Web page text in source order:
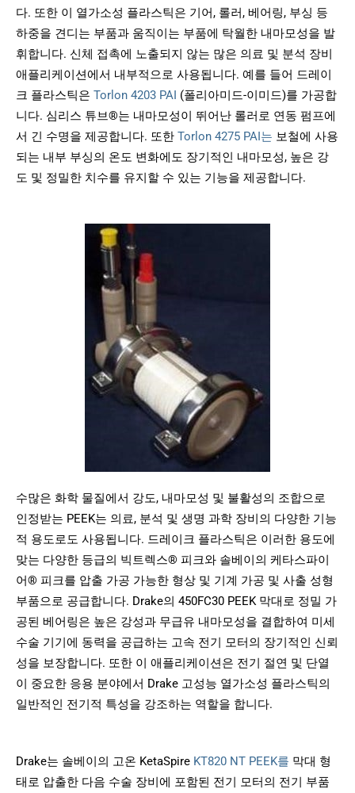
다. 또한 이 열가소성 플라스틱은 기어, 롤러, 베어링, 부싱 등
하중을 견디는 부품과 움직이는 부품에 탁월한 내마모성을 발
휘합니다. 신체 접촉에 노출되지 않는 많은 의료 및 분석 장비
애플리케이션에서 내부적으로 사용됩니다. 예를 들어 드레이
크 플라스틱은 Torlon 4203 PAI (폴리아미드-이미드)를 가공합
니다. 심리스 튜브®는 내마모성이 뛰어난 롤러로 연동 펌프에
서 긴 수명을 제공합니다. 또한 Torlon 4275 PAI는 보철에 사용
되는 내부 부싱의 온도 변화에도 장기적인 내마모성, 높은 강
도 및 정밀한 치수를 유지할 수 있는 기능을 제공합니다.
수많은 화학 물질에서 강도, 내마모성 및 불활성의 조합으로
인정받는 PEEK는 의료, 분석 및 생명 과학 장비의 다양한 기능
적 용도로도 사용됩니다. 드레이크 플라스틱은 이러한 용도에
맞는 다양한 등급의 빅트렉스® 피크와 솔베이의 케타스파이
어® 피크를 압출 가공 가능한 형상 및 기계 가공 및 사출 성형
부품으로 공급합니다. Drake의 450FC30 PEEK 막대로 정밀 가
공된 베어링은 높은 강성과 무급유 내마모성을 결합하여 미세
수술 기기에 동력을 공급하는 고속 전기 모터의 장기적인 신뢰
성을 보장합니다. 또한 이 애플리케이션은 전기 절연 및 단열
이 중요한 응용 분야에서 Drake 고성능 열가소성 플라스틱의
일반적인 전기적 특성을 강조하는 역할을 합니다.
Drake는 솔베이의 고온 KetaSpire KT820 NT PEEK를 막대 형
태로 압출한 다음 수술 장비에 포함된 전기 모터의 전기 부품